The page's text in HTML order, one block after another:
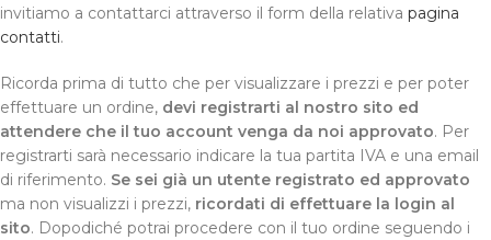
invitiamo a contattarci attraverso il form della relativa pagina
contatti.
Ricorda prima di tutto che per visualizzare i prezzi e per poter
effettuare un ordine, devi registrarti al nostro sito ed
attendere che il tuo account venga da noi approvato. Per
registrarti sarà necessario indicare la tua partita IVA e una email
di riferimento. Se sei già un utente registrato ed approvato
ma non visualizzi i prezzi, ricordati di effettuare la login al
sito. Dopodiché potrai procedere con il tuo ordine seguendo i